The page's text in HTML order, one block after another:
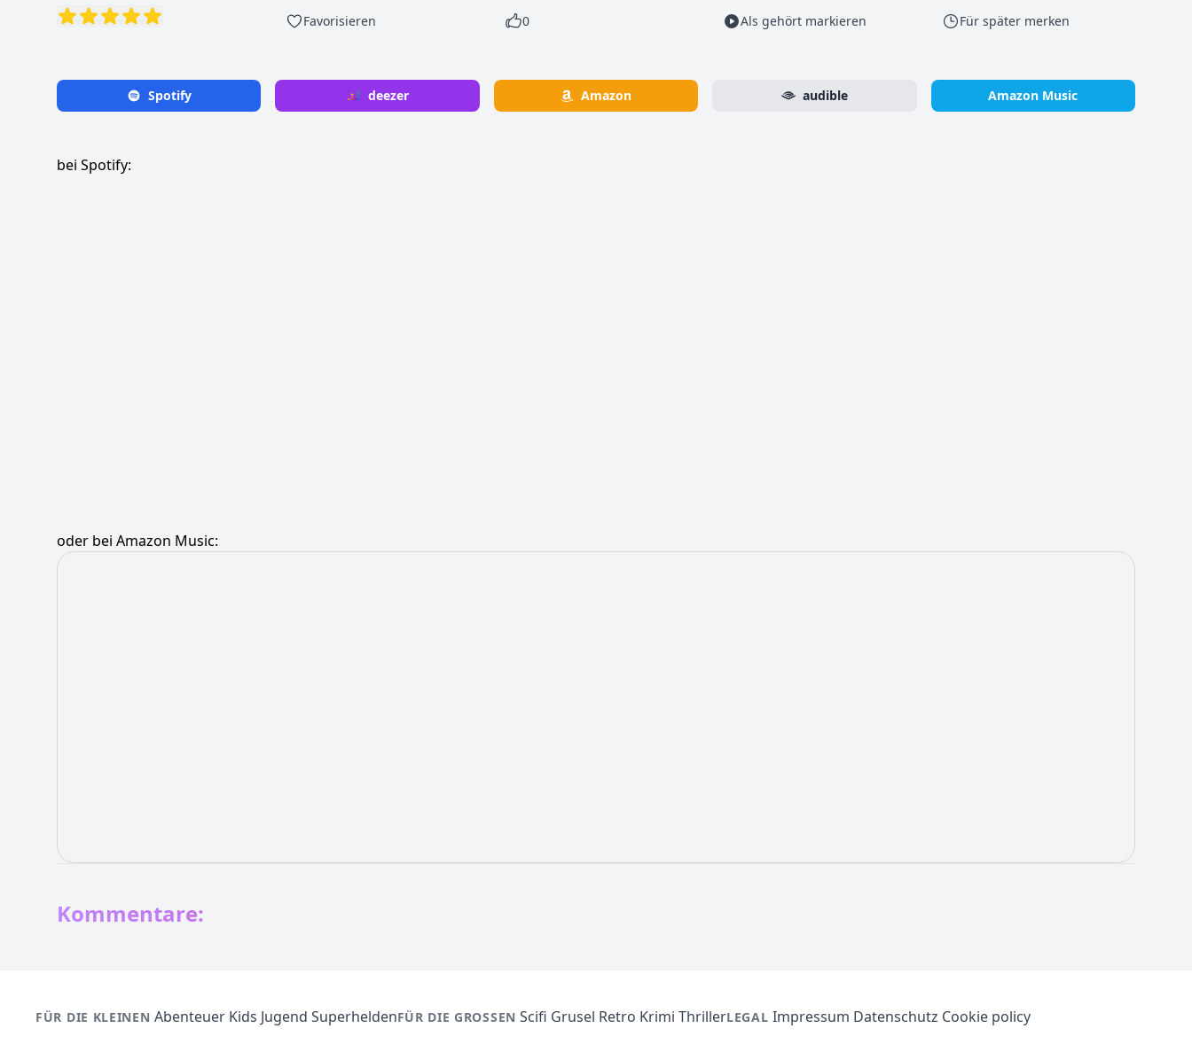
Favorisieren 0 Als gehört markieren Für später merken
Spotify deezer Amazon audible Amazon Music
bei Spotify:
oder bei Amazon Music:
Kommentare:
FÜR DIE KLEINEN Abenteuer Kids Jugend SuperheldenFÜR DIE GROSSEN Scifi Grusel Retro Krimi ThrillerLEGAL Impressum Datenschutz Cookie policy